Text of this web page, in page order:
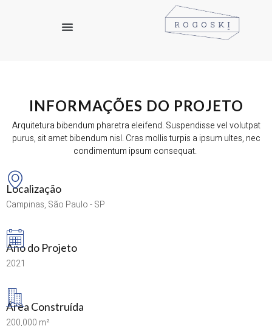
INFORMAÇÕES DO PROJETO
Arquitetura bibendum pharetra eleifend. Suspendisse vel volutpat
purus, sit amet bibendum nisl. Cras mollis turpis a ipsum ultes, nec
condimentum ipsum consequat.
Localização
Campinas, São Paulo - SP
Ano do Projeto
2021
Área Construída
200,000 m²